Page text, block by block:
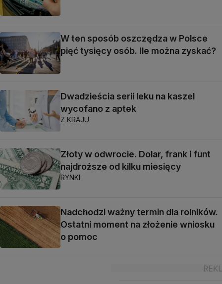
W ten sposób oszczędza w Polsce
pięć tysięcy osób. Ile można zyskać?
Dwadzieścia serii leku na kaszel
wycofano z aptek
Z KRAJU
Złoty w odwrocie. Dolar, frank i funt
najdroższe od kilku miesięcy
RYNKI
Nadchodzi ważny termin dla rolników.
Ostatni moment na złożenie wniosku
o pomoc